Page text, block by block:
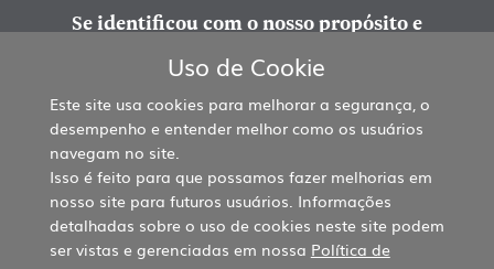
Se identificou com o nosso propósito e
SAIBA MAIS
Uso de Cookie
Este site usa cookies para melhorar a segurança, o
desempenho e entender melhor como os usuários
navegam no site.
Isso é feito para que possamos fazer melhorias em
nosso site para futuros usuários. Informações
detalhadas sobre o uso de cookies neste site podem
ser vistas e gerenciadas em nossa Política de